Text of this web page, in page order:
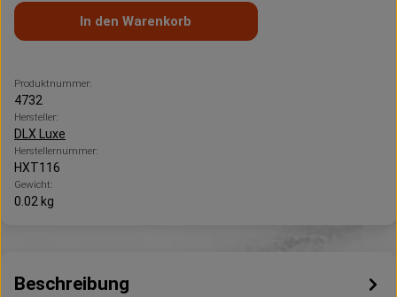
In den Warenkorb
Produktnummer:
4732
Hersteller:
DLX Luxe
Herstellernummer:
HXT116
Gewicht:
0.02 kg
Beschreibung